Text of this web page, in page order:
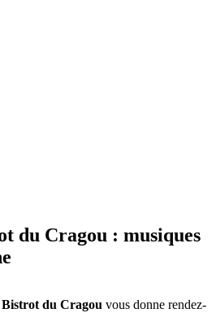
du Cragou : musiques
Bistrot du Cragou vous donne rendez-